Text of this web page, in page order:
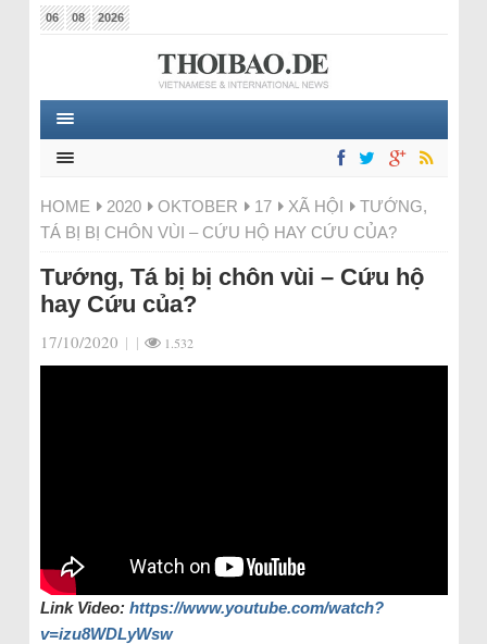
06 08 2026
HOME 2020 OKTOBER 17 XÃ HỘI
TƯỚNG,
TÁ BỊ BỊ CHÔN VÙI – CỨU HỘ HAY CỨU CỦA?
Tướng, Tá bị bị chôn vùi – Cứu hộ
hay Cứu của?
17/10/2020 | | 1.532
Link Video: https://www.youtube.com/watch?
v=izu8WDLyWsw